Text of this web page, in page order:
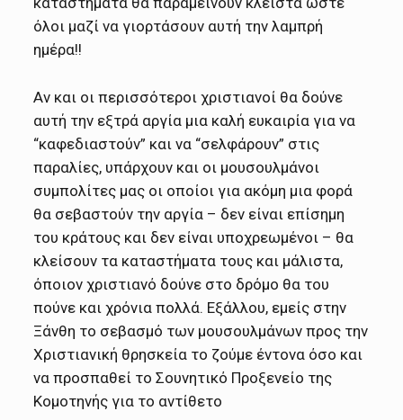
όλοι μαζί να γιορτάσουν αυτή την λαμπρή
ημέρα!!
Αν και οι περισσότεροι χριστιανοί θα δούνε
αυτή την εξτρά αργία μια καλή ευκαιρία για να
“καφεδιαστούν” και να “σελφάρουν” στις
παραλίες, υπάρχουν και οι μουσουλμάνοι
συμπολίτες μας οι οποίοι για ακόμη μια φορά
θα σεβαστούν την αργία – δεν είναι επίσημη
του κράτους και δεν είναι υποχρεωμένοι – θα
κλείσουν τα καταστήματα τους και μάλιστα,
όποιον χριστιανό δούνε στο δρόμο θα του
πούνε και χρόνια πολλά. Εξάλλου, εμείς στην
Ξάνθη το σεβασμό των μουσουλμάνων προς την
Χριστιανική θρησκεία το ζούμε έντονα όσο και
να προσπαθεί το Σουνητικό Προξενείο της
Κομοτηνής για το αντίθετο